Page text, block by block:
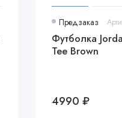
Предзаказ
Футболка
Tee Brown
4990 ₽